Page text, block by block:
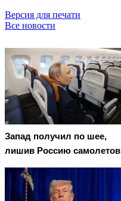
Версия для печати
Все новости
Запад получил по шее,
лишив Россию самолетов